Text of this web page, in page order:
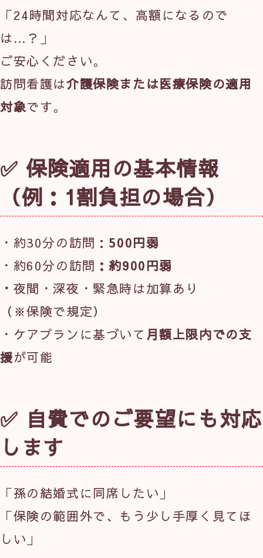
「24時間対応なんて、高額になるので
は…？」
ご安心ください。
訪問看護は介護保険または医療保険の適用
対象です。
✅ 保険適用の基本情報
（例：1割負担の場合）
・約30分の訪問： 500円弱
・約60分の訪問 ：約900円弱
・ 夜間・深夜・緊急時は加算あり
（※保険で規定）
・ケアプランに基づいて 月額上限内での支
援が可能
✅ 自費でのご要望にも対応
します
「孫の結婚式に同席したい」
「保険の範囲外で、もう少し手厚く見てほ
しい」